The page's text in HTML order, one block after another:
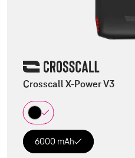
Crosscall X-Power V3
6000 mAh